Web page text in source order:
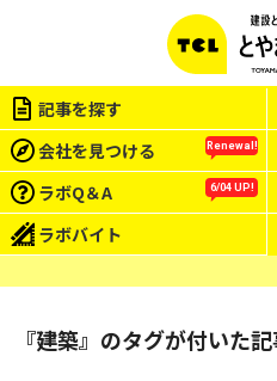
記事を探す
会社を見つける
Renewal!
ラボQ＆A 6/04 UP!
ラボバイト
『建築』のタグが付いた